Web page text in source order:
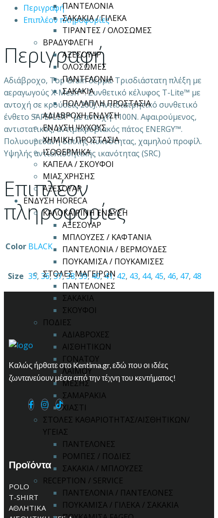
ΠΑΝΤΕΛΟΝΙΑ
ΣΑΚΑΚΙΑ / ΓΙΛΕΚΑ
ΤΙΡΑΝΤΕΣ / ΟΛΟΣΩΜΕΣ
ΒΡΑΔΥΦΛΕΓΗ
ΑΞΕΣΟΥΑΡ
ΟΛΟΣΩΜΕΣ
ΠΑΝΤΕΛΟΝΙΑ
ΣΑΚΑΚΙΑ
ΠΟΛΛΑΠΛΗ ΠΡΟΣΤΑΣΙΑ
ΑΔΙΑΒΡΟΧΗ ΕΝΔΥΣΗ
ΕΝΔΥΣΗ ΨΥΧΟΥΣ
ΧΗΜΙΚΗ ΠΡΟΣΤΑΣΙΑ
ΙΣΟΘΕΡΜΙΚΑ
ΚΑΠΕΛΑ / ΣΚΟΥΦΟΙ
ΜΙΑΣ ΧΡΗΣΗΣ
ΑΞΕΣΟΥΑΡ
ΕΝΔΥΣΗ HORECA
ΚΑΛΟΚΑΙΡΙΝΗ ΕΝΔΥΣΗ
ΑΞΕΣΟΥΑΡ
ΜΠΛΟΥΖΕΣ / ΚΑΦΤΑΝΙΑ
ΠΑΝΤΕΛΟΝΙΑ / ΒΕΡΜΟΥΔΕΣ
ΠΟΥΚΑΜΙΣΑ / ΠΟΥΚΑΜΙΣΕΣ
ΣΤΟΛΕΣ ΜΑΓΕΙΡΩΝ
ΠΑΝΤΕΛΟΝΕΣ
ΣΑΚΑΚΙΑ
ΣΚΟΥΦΟΙ
ΠΟΔΙΕΣ
ΑΔΙΑΒΡΟΧΕΣ
ΑΙΣΘΗΤΙΚΩΝ
ΓΟΝΑΤΟΥ
ΛΑΙΜΟΥ
ΜΕΣΗΣ
ΣΑΜΑΡΑΚΙΑ
ΧΙΑΣΤΙ
ΣΤΟΛΕΣ ΚΑΘΑΡΙΟΤΗΤΑΣ/ΑΙΣΘΗΤΙΚΩΝ/
ΥΓΕΙΑΣ
ΠΑΝΤΕΛΟΝΕΣ
ΡΟΜΠΕΣ / ΠΟΔΙΕΣ
ΣΑΚΑΚΙΑ / ΜΠΛΟΥΖΕΣ
RECEPTION / SERVICE
ΠΑΝΤΕΛΟΝΙΑ / ΠΑΝΤΕΛΟΝΕΣ
ΠΟΥΚΑΜΙΣΑ / ΓΙΛΕΚΑ / ΣΑΚΑΚΙΑ
Περιγραφή
Επιπλέον πληροφορίες
Περιγραφή
Αδιάβροχο, Τop Grain δέρμα. Τρισδιάστατη πλέξη με
αεραγωγούς X-Mesh™. Συνθετικό κέλυφος T-Lite™ με
αντοχή σε κρούσεις 200J. Αντιδιατρητικό συνθετικό
ένθετο SAFEFLEX™ με αντοχή 1100N. Αφαιρούμενος,
αντιστατικός, αντιμικροβιακός πάτος ENERGY™.
Πολυουρεθάνη διπλής πυκνότητας, χαμηλού προφίλ.
Yψηλής αντιολισθητικής ικανότητας (SRC)
Επιπλέον
πληροφορίες
Color BLACK
Size 35, 36,37,38,39, 40,41, 42, 43, 44, 45, 46, 47, 48
Καλώς ήρθατε στο Kentima.gr, εδώ που οι ιδέες
ζωντανεύουν μέσα από την τέχνη του κεντήματος!
Προϊόντα
POLO
T-SHIRT
ΑΘΛΗΤΙΚΑ